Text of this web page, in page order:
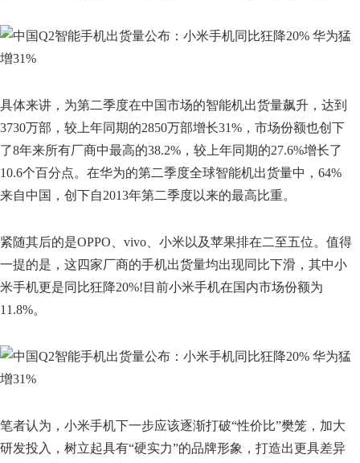
具体来讲，为第二季度在中国市场的智能机出货量飙升，达到
3730万部，较上年同期的2850万部增长31%，市场份额也创下
了8年来所有厂商中最高的38.2%，较上年同期的27.6%增长了
10.6个百分点。在华为的第二季度全球智能机出货量中，64%
来自中国，创下自2013年第二季度以来的最高比重。
紧随其后的是OPPO、vivo、小米以及苹果排在二至五位。值得
一提的是，这四家厂商的手机出货量均出现同比下滑，其中小
米手机更是同比狂降20%!目前小米手机在国内市场份额为
11.8%。
笔者认为，小米手机下一步应该逐渐打破“性价比”樊笼，加大
研发投入，树立起具有“硬实力”的品牌形象，打造出更具差异